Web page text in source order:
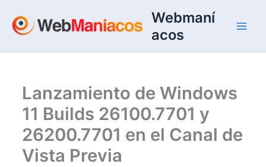
contenido
Webmaní
acos
Lanzamiento de Windows
11 Builds 26100.7701 y
26200.7701 en el Canal de
Vista Previa